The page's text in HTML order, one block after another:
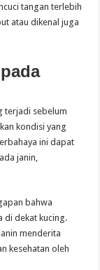
tangan terlebih
atau dikenal juga
terjadi sebelum
kondisi yang
ini dapat
janin,
bahwa
di dekat kucing.
menderita
kesehatan oleh